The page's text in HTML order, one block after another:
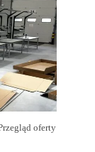
oferty